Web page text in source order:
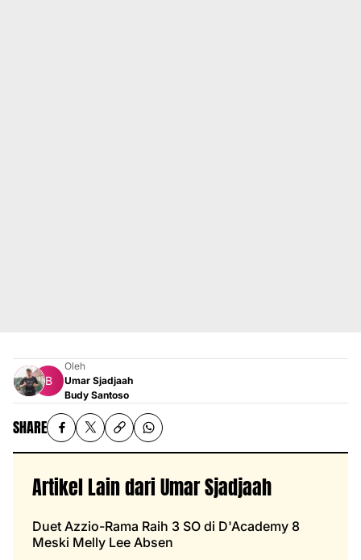
Oleh
Umar Sjadjaah
Budy Santoso
SHARE
Artikel Lain dari Umar Sjadjaah
Duet Azzio-Rama Raih 3 SO di D'Academy 8
Meski Melly Lee Absen